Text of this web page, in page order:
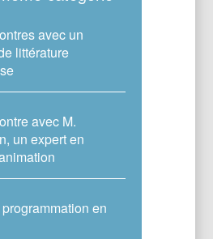
avec un
littérature
avec M.
un expert en
en